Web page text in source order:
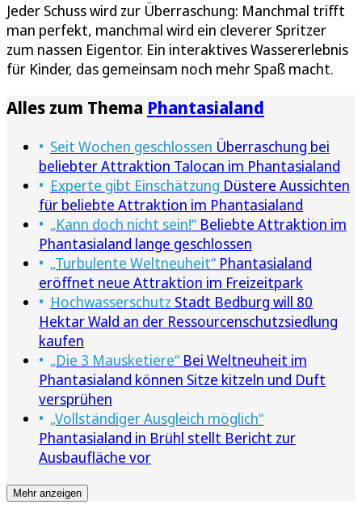
Jeder Schuss wird zur Überraschung: Manchmal trifft
man perfekt, manchmal wird ein cleverer Spritzer
zum nassen Eigentor. Ein interaktives Wassererlebnis
für Kinder, das gemeinsam noch mehr Spaß macht.
Alles zum Thema Phantasialand
Seit Wochen geschlossen Überraschung bei
beliebter Attraktion Talocan im Phantasialand
Experte gibt Einschätzung Düstere Aussichten
für beliebte Attraktion im Phantasialand
„Kann doch nicht sein!“ Beliebte Attraktion im
Phantasialand lange geschlossen
„Turbulente Weltneuheit“ Phantasialand
eröffnet neue Attraktion im Freizeitpark
Hochwasserschutz Stadt Bedburg will 80
Hektar Wald an der Ressourcenschutzsiedlung
kaufen
„Die 3 Mausketiere“ Bei Weltneuheit im
Phantasialand können Sitze kitzeln und Duft
versprühen
„Vollständiger Ausgleich möglich“
Phantasialand in Brühl stellt Bericht zur
Ausbaufläche vor
Mehr anzeigen